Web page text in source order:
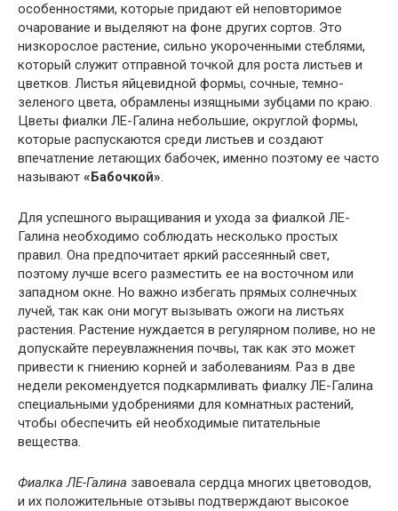
особенностями, которые придают ей неповторимое
очарование и выделяют на фоне других сортов. Это
низкорослое растение, сильно укороченными стеблями,
который служит отправной точкой для роста листьев и
цветков. Листья яйцевидной формы, сочные, темно-
зеленого цвета, обрамлены изящными зубцами по краю.
Цветы фиалки ЛЕ-Галина небольшие, округлой формы,
которые распускаются среди листьев и создают
впечатление летающих бабочек, именно поэтому ее часто
называют «Бабочкой».
Для успешного выращивания и ухода за фиалкой ЛЕ-
Галина необходимо соблюдать несколько простых
правил. Она предпочитает яркий рассеянный свет,
поэтому лучше всего разместить ее на восточном или
западном окне. Но важно избегать прямых солнечных
лучей, так как они могут вызывать ожоги на листьях
растения. Растение нуждается в регулярном поливе, но не
допускайте переувлажнения почвы, так как это может
привести к гниению корней и заболеваниям. Раз в две
недели рекомендуется подкармливать фиалку ЛЕ-Галина
специальными удобрениями для комнатных растений,
чтобы обеспечить ей необходимые питательные
вещества.
Фиалка ЛЕ-Галина завоевала сердца многих цветоводов,
и их положительные отзывы подтверждают высокое